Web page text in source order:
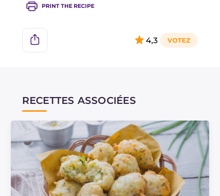
PRINT THE RECIPE
4,3
RECETTES ASSOCIÉES